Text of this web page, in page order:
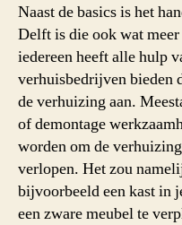
Naast de basics is het
Delft is die ook wat
iedereen heeft alle hulp
verhuisbedrijven bieden
de verhuizing aan.
of demontage
worden om de
verlopen. Het zou
bijvoorbeeld een kast in
een zware meubel te